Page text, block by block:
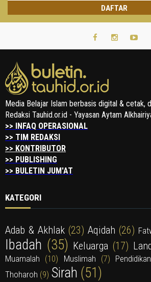
Media Belajar Islam berbasis digital & cetak,
Redaksi Tauhid.or.id - Yayasan Aytam
>> INFAQ OPERASIONAL
>> TIM REDAKSI
>> KONTRIBUTOR
>> PUBLISHING
>> BULETIN JUM'AT
KATEGORI
Adab & Akhlak (23) Aqidah (26)
Ibadah (35) Keluarga (17)
Muamalah (10) Muslimah (7)
Thoharoh (9) Sirah (51)